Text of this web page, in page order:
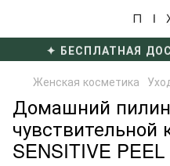
✦ БЕСПЛАТНАЯ
Женская косметика
Домашний
чувствительной
SENSITIVE